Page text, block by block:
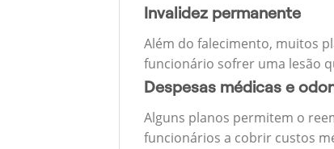
Invalidez permanente
Além do falecimento, muitos
funcionário sofrer uma lesão
Despesas médicas e
Alguns planos permitem o
funcionários a cobrir custos